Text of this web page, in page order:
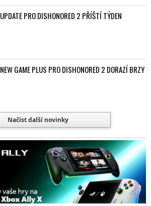
UPDATE PRO DISHONORED 2 PŘÍŠTÍ TÝDEN
NEW GAME PLUS PRO DISHONORED 2 DORAZÍ BRZY
Načíst další novinky